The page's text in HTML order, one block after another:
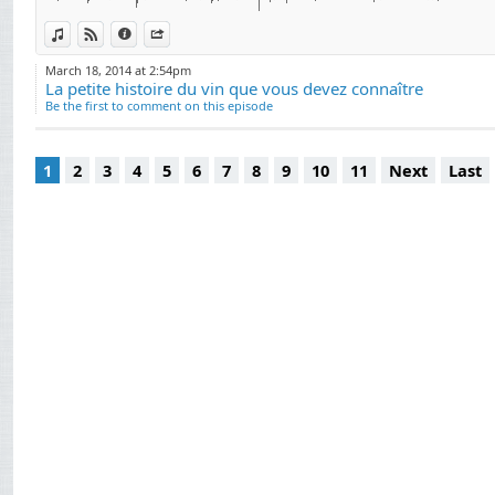
- Fondateur de
n°1 en France sur
- Initiateur des
View in iTunes
View on Djpod
Information
March 18, 2014 at 2:54pm
La petite histoire du vin que vous devez connaître
Be the first to comment on this episode
1 2 3 4 5 6 7 8 9 10 11 Next Last